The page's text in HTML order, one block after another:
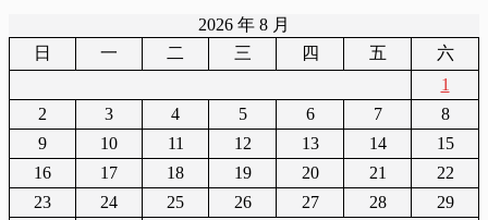
2026 年 8 月
日
一 二 三 四 五
六
1
2
3 4 5 6 7
8
9
10 11 12 13 14
15
16
17 18 19 20 21
22
23
24 25 26 27 28
29